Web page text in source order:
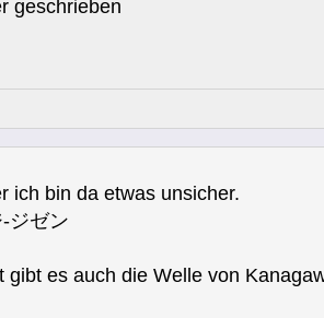
geschrieben
ich bin da etwas unsicher.
ジゼン
es auch die Welle von